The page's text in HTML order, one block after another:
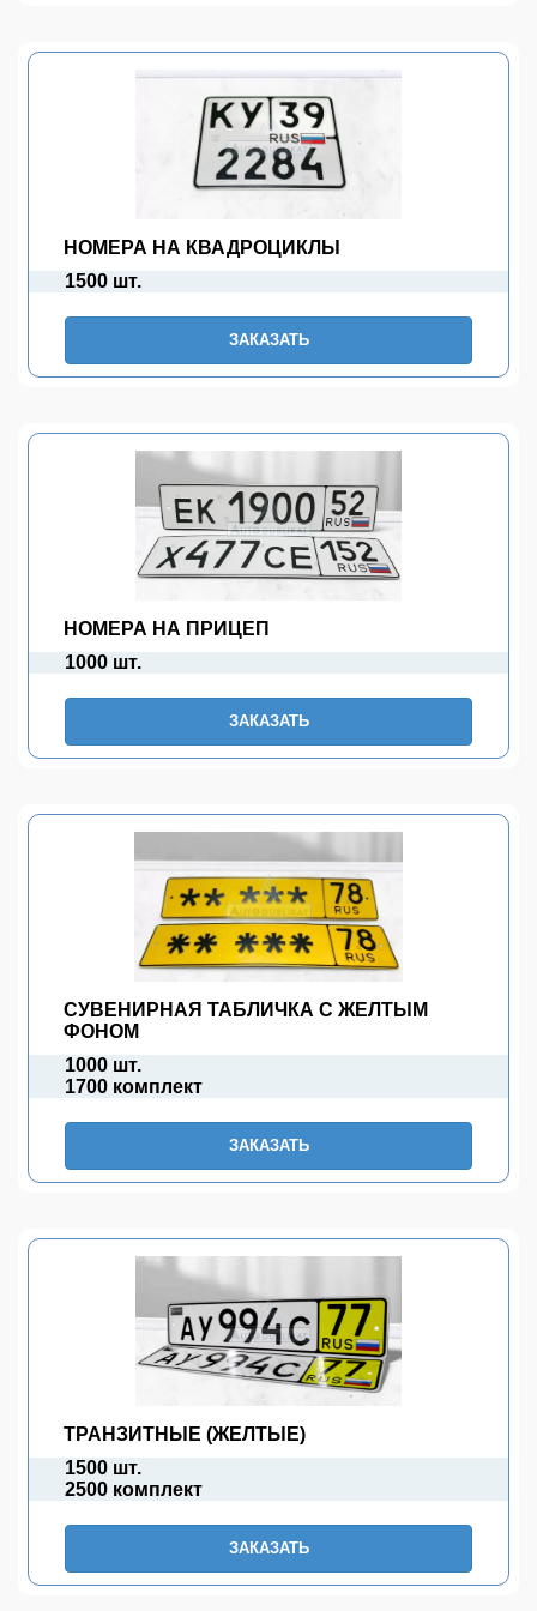
НОМЕРА НА КВАДРОЦИКЛЫ
1500 шт.
ЗАКАЗАТЬ
НОМЕРА НА ПРИЦЕП
1000 шт.
ЗАКАЗАТЬ
СУВЕНИРНАЯ ТАБЛИЧКА С ЖЕЛТЫМ
ФОНОМ
1000 шт.
1700 комплект
ЗАКАЗАТЬ
ТРАНЗИТНЫЕ (ЖЕЛТЫЕ)
1500 шт.
2500 комплект
ЗАКАЗАТЬ